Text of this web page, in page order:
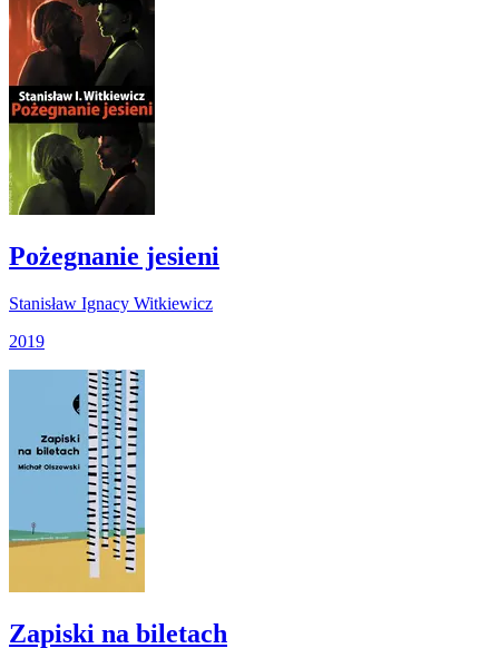
Pożegnanie jesieni
Stanisław Ignacy Witkiewicz
2019
Zapiski na biletach